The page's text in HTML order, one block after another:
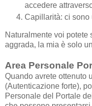
accedere
Capillarità: ci sono
Naturalmente voi
aggrada, la mia è solo
Area Personale
Quando avrete ottenuto
(Autenticazione forte),
Personale del Portale